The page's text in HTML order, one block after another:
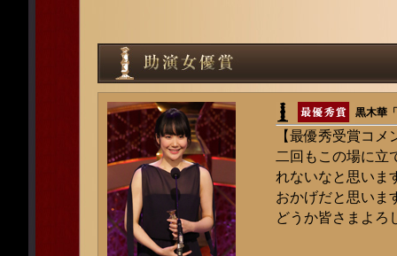
黒木華
【最優秀受賞コメ
二回もこの場に立
れないなと思いま
おかげだと思いま
どうか皆さまよろ